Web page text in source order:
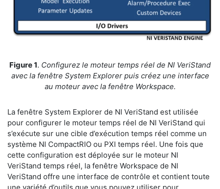
Figure 1. Configurez le moteur temps réel de NI VeriStand
avec la fenêtre System Explorer puis créez une interface
au moteur avec la fenêtre Workspace.
La fenêtre System Explorer de NI VeriStand est utilisée
pour configurer le moteur temps réel de NI VeriStand qui
s’exécute sur une cible d’exécution temps réel comme un
système NI CompactRIO ou PXI temps réel. Une fois que
cette configuration est déployée sur le moteur NI
VeriStand temps réel, la fenêtre Workspace de NI
VeriStand offre une interface de contrôle et contient toute